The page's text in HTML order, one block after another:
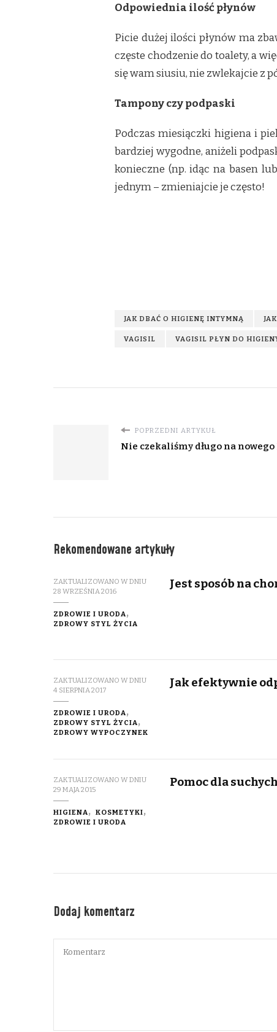
Odpowiednia ilość płynów
Picie dużej ilości płynów ma
częste chodzenie do toalety, a
się wam siusiu, nie zwlekajcie z
Tampony czy podpaski
Podczas miesiączki higiena i
bardziej wygodne, aniżeli
konieczne (np. idąc na basen
jednym – zmieniajcie je często!
JAK DBAĆ O HIGIENĘ INTYMNĄ
VAGISIL VAGISIL PŁYN DO
POPRZEDNI ARTYKUŁ
Nie czekaliśmy długo na nowego
Rekomendowane artykuły
ZAKTUALIZOWANO W DNIU
28 WRZEŚNIA 2016
ZDROWIE I URODA
ZDROWY STYL ŻYCIA
Jest sposób na
ZAKTUALIZOWANO W DNIU
4 SIERPNIA 2017
ZDROWIE I URODA
ZDROWY STYL ŻYCIA
ZDROWY WYPOCZYNEK
Jak efektywnie
ZAKTUALIZOWANO W DNIU
29 MAJA 2015
HIGIENA
KOSMETYKI
ZDROWIE I URODA
Pomoc dla
Dodaj komentarz